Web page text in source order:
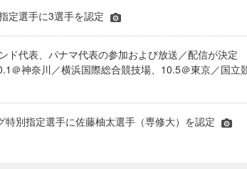
定選手に3選手を認定
ド代表、パナマ代表の参加および放送／配信が決定
＠神奈川／横浜国際総合競技場、10.5＠東京／国立
別指定選手に佐藤柚太選手（専修大）を認定